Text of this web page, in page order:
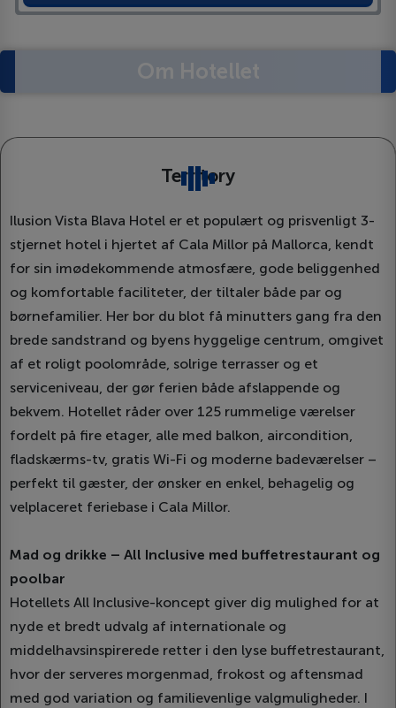
Territory
Ilusion Vista Blava Hotel er et populært og prisvenligt 3-
stjernet hotel i hjertet af Cala Millor på Mallorca, kendt
for sin imødekommende atmosfære, gode beliggenhed
og komfortable faciliteter, der tiltaler både par og
børnefamilier. Her bor du blot få minutters gang fra den
brede sandstrand og byens hyggelige centrum, omgivet
af et roligt poolområde, solrige terrasser og et
serviceniveau, der gør ferien både afslappende og
bekvem. Hotellet råder over 125 rummelige værelser
fordelt på fire etager, alle med balkon, aircondition,
fladskærms-tv, gratis Wi-Fi og moderne badeværelser –
perfekt til gæster, der ønsker en enkel, behagelig og
velplaceret feriebase i Cala Millor.
Mad og drikke – All Inclusive med buffetrestaurant og
poolbar
Hotellets All Inclusive-koncept giver dig mulighed for at
nyde et bredt udvalg af internationale og
middelhavsinspirerede retter i den lyse buffetrestaurant,
hvor der serveres morgenmad, frokost og aftensmad
med god variation og familievenlige valgmuligheder. I